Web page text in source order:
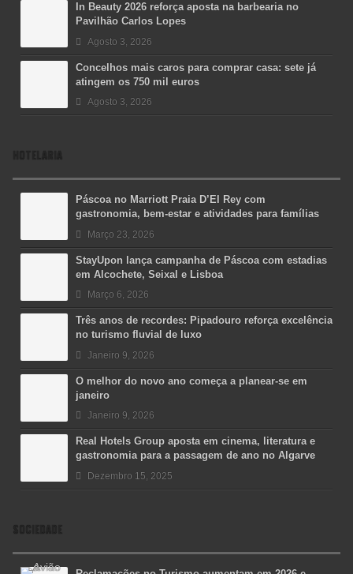
In Beauty 2026 reforça aposta na barbearia no
Pavilhão Carlos Lopes
Agosto 3, 2026
Concelhos mais caros para comprar casa: sete já
atingem os 750 mil euros
Agosto 3, 2026
HOTELARIA
Páscoa no Marriott Praia D’El Rey com
gastronomia, bem-estar e atividades para famílias
Março 23, 2026
StayUpon lança campanha de Páscoa com estadias
em Alcochete, Seixal e Lisboa
Março 6, 2026
Três anos de recordes: Pipadouro reforça excelência
no turismo fluvial de luxo
Janeiro 9, 2026
O melhor do novo ano começa a planear-se em
janeiro
Janeiro 9, 2026
Real Hotels Group aposta em cinema, literatura e
gastronomia para a passagem de ano no Algarve
Dezembro 15, 2025
SOCIEDADE